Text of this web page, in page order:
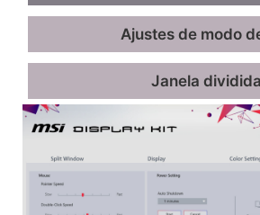
Ajustes de modo
Janela dividida